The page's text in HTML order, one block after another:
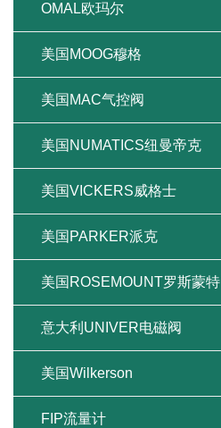
OMAL欧玛尔
美国MOOG穆格
美国MAC气控阀
美国NUMATICS纽曼帝克
美国VICKERS威格士
美国PARKER派克
美国ROSEMOUNT罗斯蒙特
意大利UNIVER电磁阀
美国Wilkerson
FIP流量计